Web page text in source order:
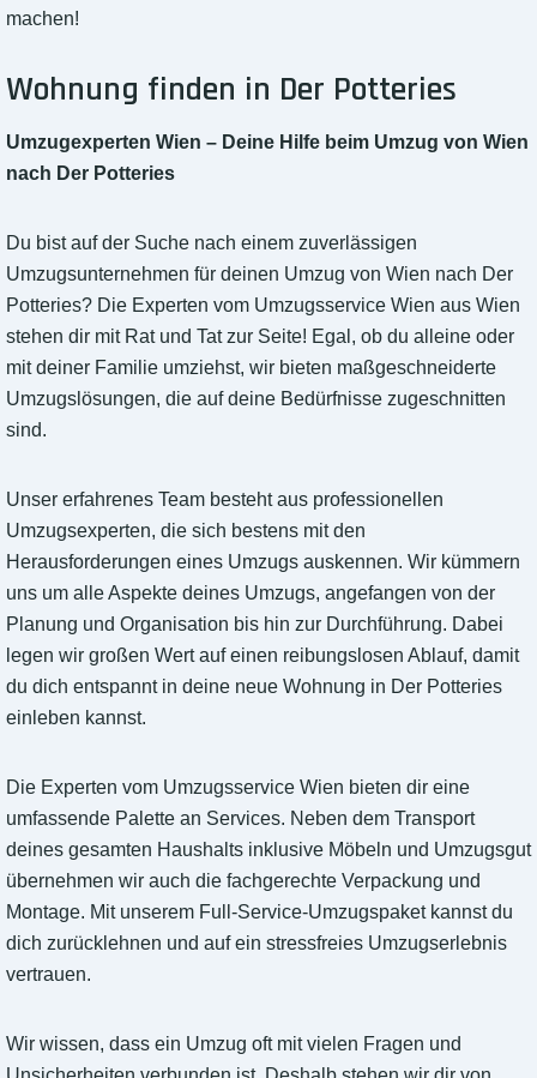
machen!
Wohnung finden in Der Potteries
Umzugexperten Wien – Deine Hilfe beim Umzug von Wien
nach Der Potteries
Du bist auf der Suche nach einem zuverlässigen
Umzugsunternehmen für deinen Umzug von Wien nach Der
Potteries? Die Experten vom Umzugsservice Wien aus Wien
stehen dir mit Rat und Tat zur Seite! Egal, ob du alleine oder
mit deiner Familie umziehst, wir bieten maßgeschneiderte
Umzugslösungen, die auf deine Bedürfnisse zugeschnitten
sind.
Unser erfahrenes Team besteht aus professionellen
Umzugsexperten, die sich bestens mit den
Herausforderungen eines Umzugs auskennen. Wir kümmern
uns um alle Aspekte deines Umzugs, angefangen von der
Planung und Organisation bis hin zur Durchführung. Dabei
legen wir großen Wert auf einen reibungslosen Ablauf, damit
du dich entspannt in deine neue Wohnung in Der Potteries
einleben kannst.
Die Experten vom Umzugsservice Wien bieten dir eine
umfassende Palette an Services. Neben dem Transport
deines gesamten Haushalts inklusive Möbeln und Umzugsgut
übernehmen wir auch die fachgerechte Verpackung und
Montage. Mit unserem Full-Service-Umzugspaket kannst du
dich zurücklehnen und auf ein stressfreies Umzugserlebnis
vertrauen.
Wir wissen, dass ein Umzug oft mit vielen Fragen und